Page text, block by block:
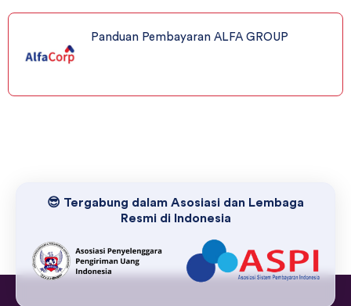
Panduan Pembayaran ALFA GROUP
😎 Tergabung dalam Asosiasi dan Lembaga
Resmi di Indonesia